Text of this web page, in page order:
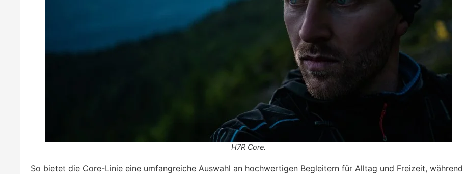
H7R Core.
So bietet die Core-Linie eine umfangreiche Auswahl an hochwertigen Begleitern für Alltag und Freizeit, während